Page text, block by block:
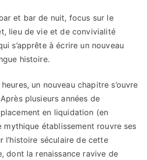
et bar de nuit, focus sur le
lieu de vie et de convivialité
s’apprête à écrire un nouveau
histoire.
un nouveau chapitre s’ouvre
plusieurs années de
en liquidation (en
mythique établissement rouvre ses
l’histoire séculaire de cette
dont la renaissance ravive de